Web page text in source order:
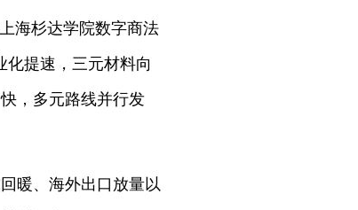
海杉达学院数字商法
化提速，三元材料向
，多元路线并行发
暖、海外出口放量以